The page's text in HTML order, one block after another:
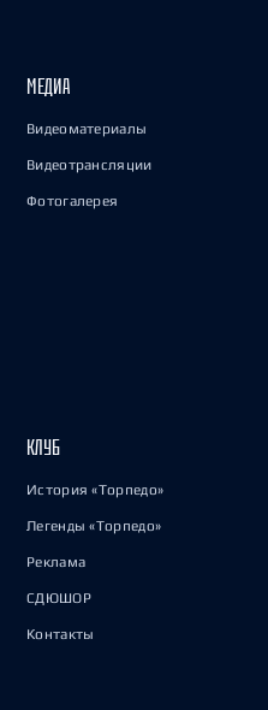
МЕДИА
Видеоматериалы
Видеотрансляции
Фотогалерея
КЛУБ
История «Торпедо»
Легенды «Торпедо»
Реклама
СДЮШОР
Контакты